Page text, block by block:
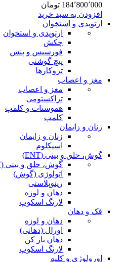
184٬800٬000 تومان
افزودن به سبد خرید
ارتوپدی و استخوان
ارتوپدی و استخوان
چکش
فورسپس و پنس
پیچ گوشتی
تروکارها
مغز و اعصاب
مغز و اعصاب
تراکستومی
هموستات و کلمپ
کلمپ
زنان و زایمان
زنان و زایمان
اسپکلوم
گوش، حلق و بینی (ENT)
گوش، حلق و بینی (ENT)
اتولوژی (گوش)
رینوپلاستی
دهان و لوزه
لارنگ اسکوپ
فک و دهان
دهان و لوزه
اورال (دهانی)
دهان باز کن
لارنگ اسکوپ
اورولوژی و کلیه